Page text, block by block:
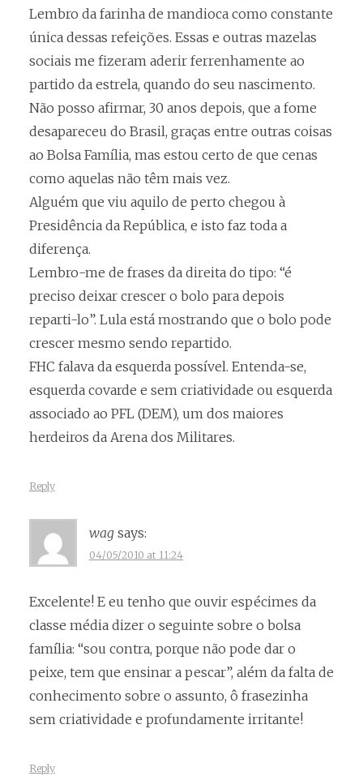
Lembro da farinha de mandioca como constante
única dessas refeições. Essas e outras mazelas
sociais me fizeram aderir ferrenhamente ao
partido da estrela, quando do seu nascimento.
Não posso afirmar, 30 anos depois, que a fome
desapareceu do Brasil, graças entre outras coisas
ao Bolsa Família, mas estou certo de que cenas
como aquelas não têm mais vez.
Alguém que viu aquilo de perto chegou à
Presidência da República, e isto faz toda a
diferença.
Lembro-me de frases da direita do tipo: “é
preciso deixar crescer o bolo para depois
reparti-lo”. Lula está mostrando que o bolo pode
crescer mesmo sendo repartido.
FHC falava da esquerda possível. Entenda-se,
esquerda covarde e sem criatividade ou esquerda
associado ao PFL (DEM), um dos maiores
herdeiros da Arena dos Militares.
Reply
wag says:
04/05/2010 at 11:24
Excelente! E eu tenho que ouvir espécimes da
classe média dizer o seguinte sobre o bolsa
família: “sou contra, porque não pode dar o
peixe, tem que ensinar a pescar”, além da falta de
conhecimento sobre o assunto, ô frasezinha
sem criatividade e profundamente irritante!
Reply